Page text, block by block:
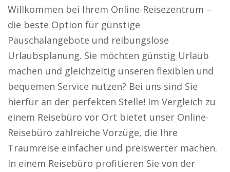
Willkommen bei Ihrem Online-Reisezentrum –
die beste Option für günstige
Pauschalangebote und reibungslose
Urlaubsplanung. Sie möchten günstig Urlaub
machen und gleichzeitig unseren flexiblen und
bequemen Service nutzen? Bei uns sind Sie
hierfür an der perfekten Stelle! Im Vergleich zu
einem Reisebüro vor Ort bietet unser Online-
Reisebüro zahlreiche Vorzüge, die Ihre
Traumreise einfacher und preiswerter machen.
In einem Reisebüro profitieren Sie von der